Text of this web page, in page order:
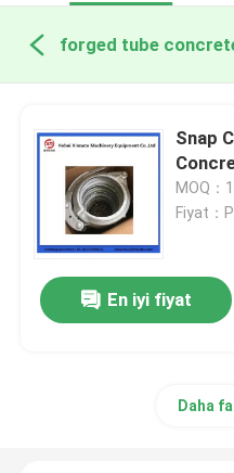
Snap
MOQ：
Fiyat：
En iyi fiyat
Daha